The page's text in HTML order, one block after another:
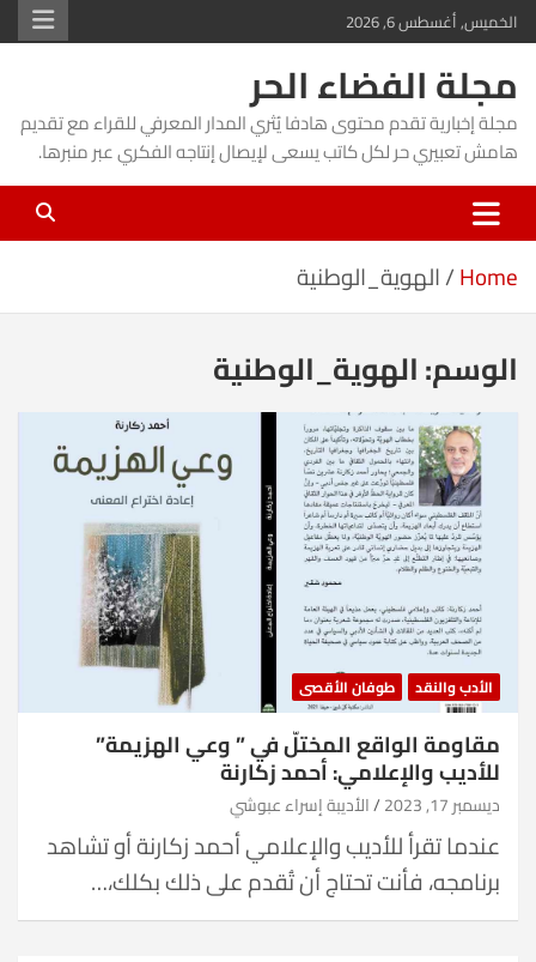
Skip
to
content
الخميس, أغسطس 6, 2026
مجلة الفضاء الحر
مجلة إخبارية تقدم محتوى هادفا يُثري المدار المعرفي للقراء مع تقديم
هامش تعبيري حر لكل كاتب يسعى لإيصال إنتاجه الفكري عبر منبرها.
Home الهوية_الوطنية
الوسم:الهوية_الوطنية
الأدب والنقد طوفان الأقصى
مقاومة الواقع المختلّ في ” وعي الهزيمة”
للأديب والإعلامي: أحمد زكارنة
ديسمبر 17, 2023 الأديبة إسراء عبوشي
عندما تقرأ للأديب والإعلامي أحمد زكارنة أو تشاهد
برنامجه، فأنت تحتاج أن تُقدم على ذلك بكلك،…